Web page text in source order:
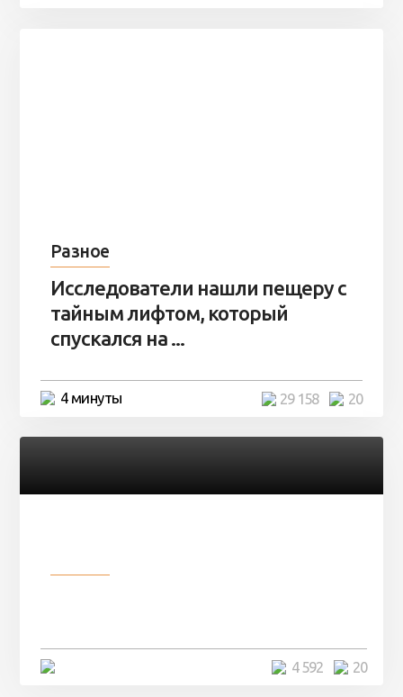
Разное
Исследователи нашли пещеру с
тайным лифтом, который
спускался на ...
4 минуты 20
29 158
20
4 592